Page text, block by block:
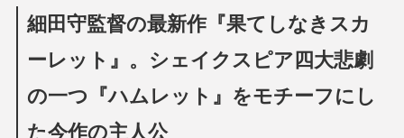
細田守監督の最新作『果てしなきスカ
ーレット』。シェイクスピア四大悲劇
の一つ『ハムレット』をモチーフにし
た今作の主人公